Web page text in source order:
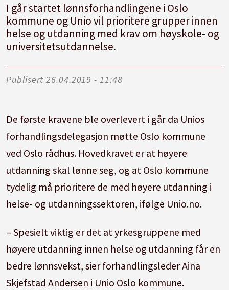
I går startet lønnsforhandlingene i Oslo
kommune og Unio vil prioritere grupper innen
helse og utdanning med krav om høyskole- og
universitetsutdannelse.
Publisert 26.04.2019 - 11:48
De første kravene ble overlevert i går da Unios
forhandlingsdelegasjon møtte Oslo kommune
ved Oslo rådhus. Hovedkravet er at høyere
utdanning skal lønne seg, og at Oslo kommune
tydelig må prioritere de med høyere utdanning i
helse- og utdanningssektoren, ifølge Unio.no.
– Spesielt viktig er det at yrkesgruppene med
høyere utdanning innen helse og utdanning får en
bedre lønnsvekst, sier forhandlingsleder Aina
Skjefstad Andersen i Unio Oslo kommune.